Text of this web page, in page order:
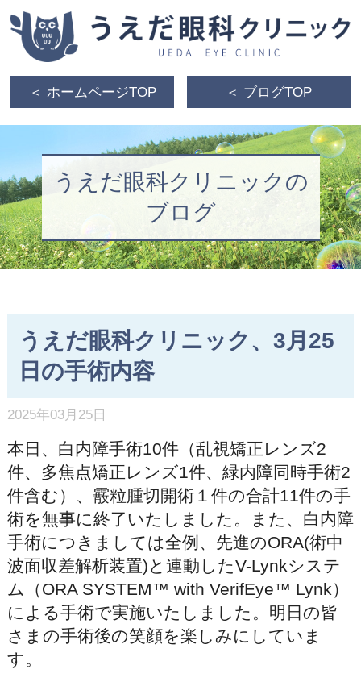
＜ ホームページTOP ＜ ブログTOP
うえだ眼科クリニックの
ブログ
うえだ眼科クリニック、3月25
日の手術内容
2025年03月25日
本日、白内障手術10件（乱視矯正レンズ2
件、多焦点矯正レンズ1件、緑内障同時手術2
件含む）、霰粒腫切開術１件の合計11件の手
術を無事に終了いたしました。また、白内障
手術につきましては全例、先進のORA(術中
波面収差解析装置)と連動したV-Lynkシステ
ム（ORA SYSTEM™ with VerifEye™ Lynk）
による手術で実施いたしました。明日の皆
さまの手術後の笑顔を楽しみにしていま
す。